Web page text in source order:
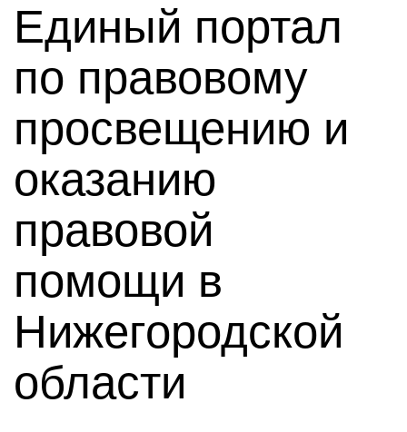
Единый портал
по правовому
просвещению и
оказанию
правовой
помощи в
Нижегородской
области